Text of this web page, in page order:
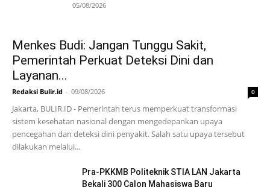
05/08/2026
Menkes Budi: Jangan Tunggu Sakit,
Pemerintah Perkuat Deteksi Dini dan
Layanan...
Redaksi Bulir.id - 09/08/2026 0
Jakarta, BULIR.ID - Pemerintah terus memperkuat transformasi
sistem kesehatan nasional dengan mengedepankan upaya
pencegahan dan deteksi dini penyakit. Salah satu upaya tersebut
dilakukan melalui...
Pra-PKKMB Politeknik STIA LAN Jakarta
Bekali 300 Calon Mahasiswa Baru